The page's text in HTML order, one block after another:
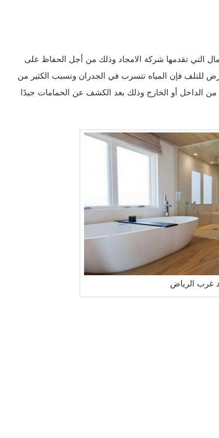
التي تقدمها شركة الامجاد وذلك من أجل الحفاظ على
للتلف فإن المياه تتسرب في الجدران وتسبب الكثير من
من الداخل أو الخارج وذلك بعد الكشف عن الحمامات جيدًا
غرب الرياض